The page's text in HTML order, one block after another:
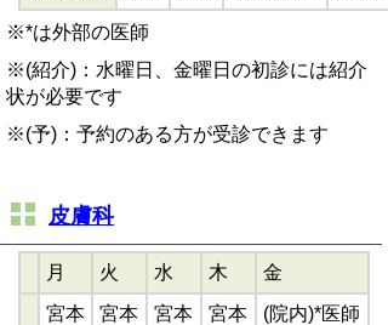
※*は外部の医師
※(紹介)：水曜日、金曜日の初診には紹介
状が必要です
※(予)：予約のある方が受診できます
皮膚科
月 火 水 木
金
宮本
宮本 宮本 宮本 (院内)*医師